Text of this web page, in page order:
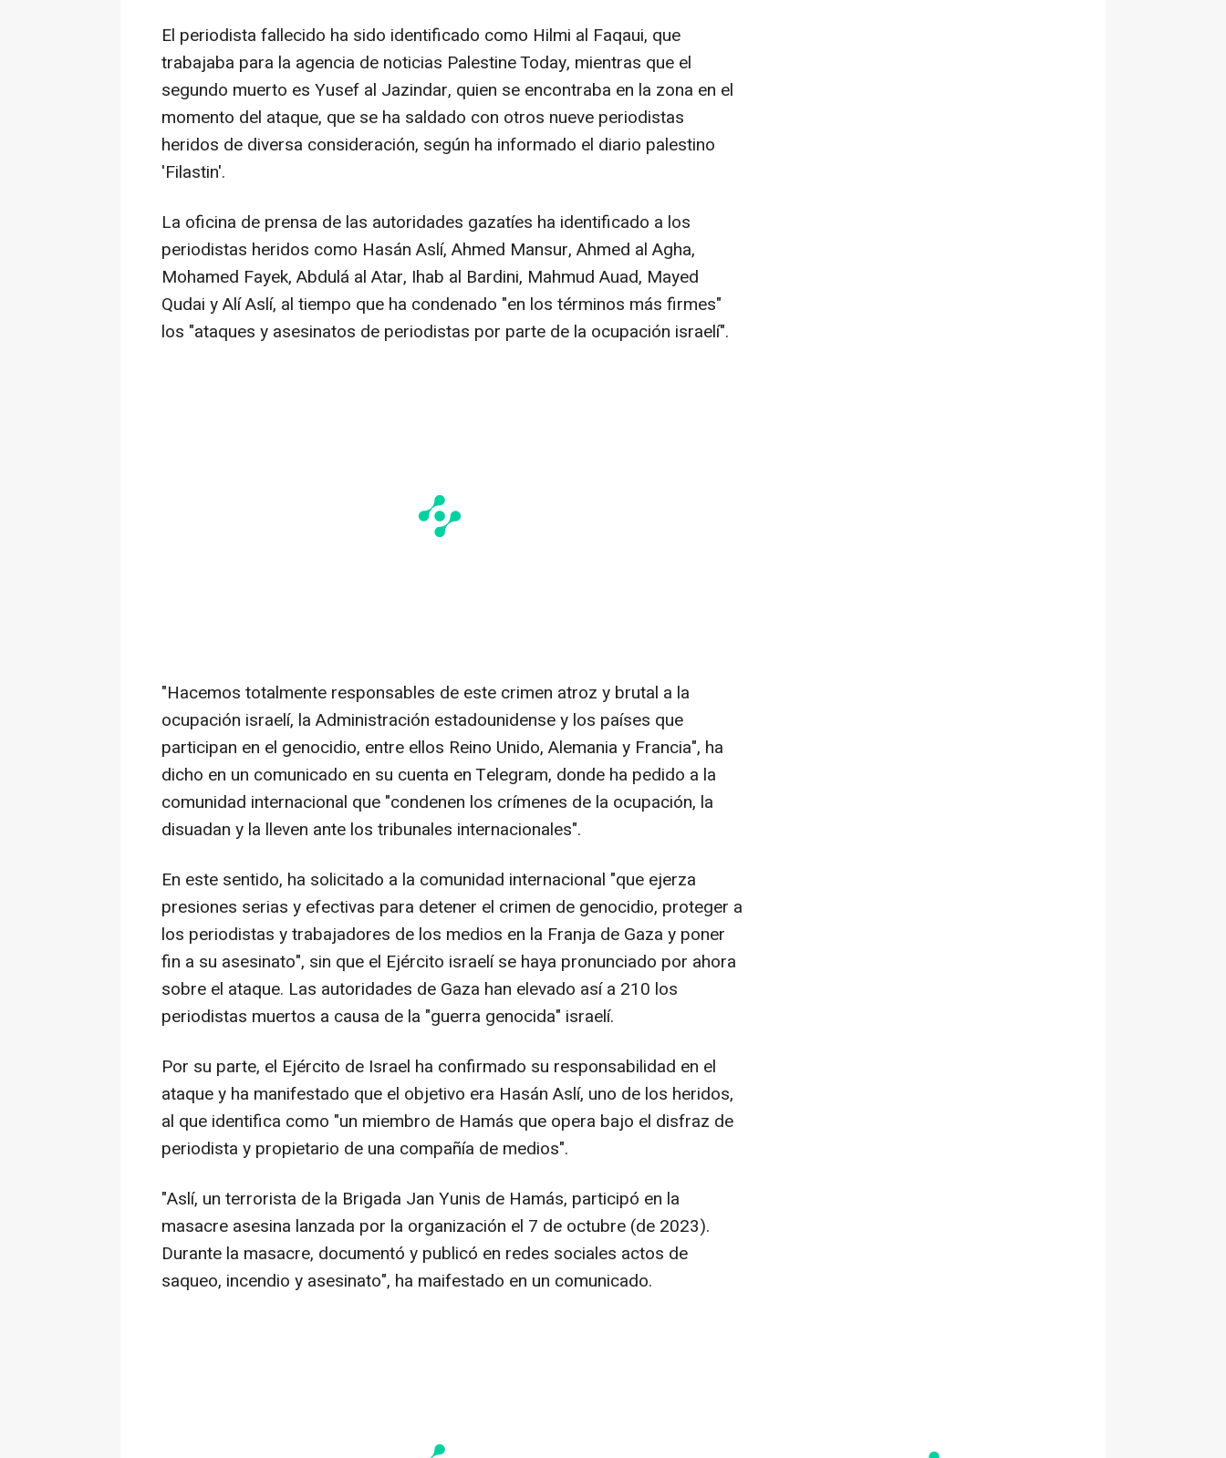
El periodista fallecido ha sido identificado como Hilmi al Faqaui, que
trabajaba para la agencia de noticias Palestine Today, mientras que el
segundo muerto es Yusef al Jazindar, quien se encontraba en la zona en el
momento del ataque, que se ha saldado con otros nueve periodistas
heridos de diversa consideración, según ha informado el diario palestino
'Filastin'.
La oficina de prensa de las autoridades gazatíes ha identificado a los
periodistas heridos como Hasán Aslí, Ahmed Mansur, Ahmed al Agha,
Mohamed Fayek, Abdulá al Atar, Ihab al Bardini, Mahmud Auad, Mayed
Qudai y Alí Aslí, al tiempo que ha condenado "en los términos más firmes"
los "ataques y asesinatos de periodistas por parte de la ocupación israelí".
"Hacemos totalmente responsables de este crimen atroz y brutal a la
ocupación israelí, la Administración estadounidense y los países que
participan en el genocidio, entre ellos Reino Unido, Alemania y Francia", ha
dicho en un comunicado en su cuenta en Telegram, donde ha pedido a la
comunidad internacional que "condenen los crímenes de la ocupación, la
disuadan y la lleven ante los tribunales internacionales".
En este sentido, ha solicitado a la comunidad internacional "que ejerza
presiones serias y efectivas para detener el crimen de genocidio, proteger a
los periodistas y trabajadores de los medios en la Franja de Gaza y poner
fin a su asesinato", sin que el Ejército israelí se haya pronunciado por ahora
sobre el ataque. Las autoridades de Gaza han elevado así a 210 los
periodistas muertos a causa de la "guerra genocida" israelí.
Por su parte, el Ejército de Israel ha confirmado su responsabilidad en el
ataque y ha manifestado que el objetivo era Hasán Aslí, uno de los heridos,
al que identifica como "un miembro de Hamás que opera bajo el disfraz de
periodista y propietario de una compañía de medios".
"Aslí, un terrorista de la Brigada Jan Yunis de Hamás, participó en la
masacre asesina lanzada por la organización el 7 de octubre (de 2023).
Durante la masacre, documentó y publicó en redes sociales actos de
saqueo, incendio y asesinato", ha maifestado en un comunicado.